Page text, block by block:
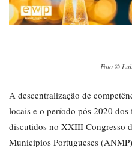
Foto ©
A descentralização de
locais e o período pós 2020
discutidos no XXIII Congresso
Municípios Portugueses